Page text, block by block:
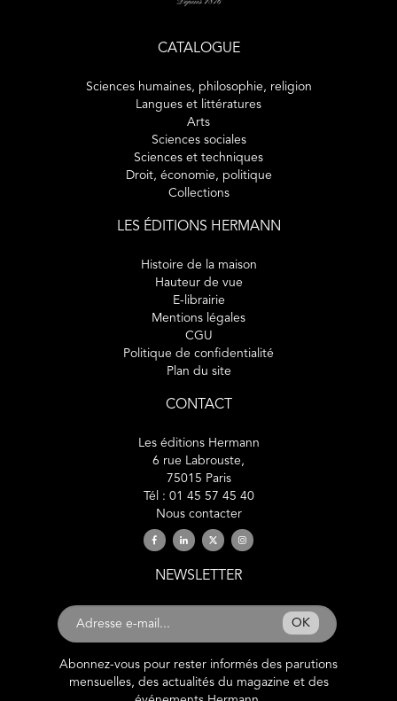
CATALOGUE
Sciences humaines, philosophie, religion
Langues et littératures
Arts
Sciences sociales
Sciences et techniques
Droit, économie, politique
Collections
LES ÉDITIONS HERMANN
Histoire de la maison
Hauteur de vue
E-librairie
Mentions légales
CGU
Politique de confidentialité
Plan du site
CONTACT
Les éditions Hermann
6 rue Labrouste,
75015 Paris
Tél : 01 45 57 45 40
Nous contacter
NEWSLETTER
OK
Abonnez-vous pour rester informés des parutions
mensuelles, des actualités du magazine et des